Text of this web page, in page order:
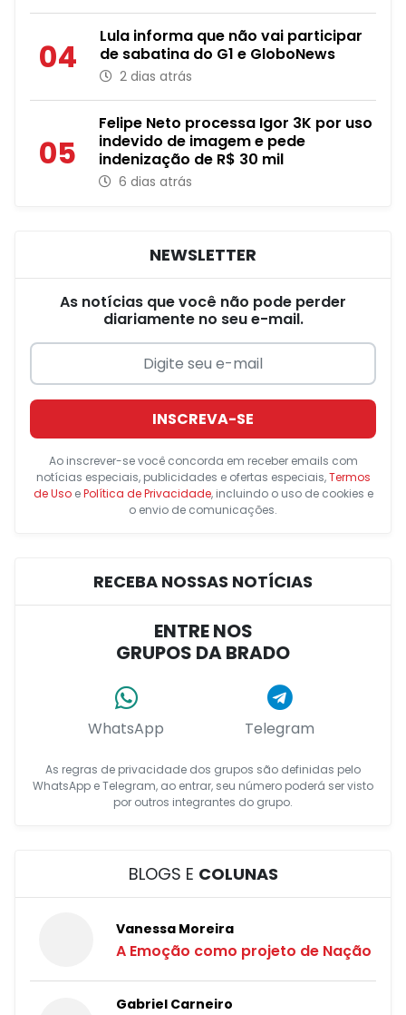
04
Lula informa que não vai participar
de sabatina do G1 e GloboNews
2 dias atrás
05
Felipe Neto processa Igor 3K por uso
indevido de imagem e pede
indenização de R$ 30 mil
6 dias atrás
NEWSLETTER
As notícias que você não pode perder
diariamente no seu e-mail.
INSCREVA-SE
Ao inscrever-se você concorda em receber emails com
notícias especiais, publicidades e ofertas especiais,Termos
de UsoePolítica de Privacidade, incluindo o uso de cookies e
o envio de comunicações.
RECEBA NOSSAS NOTÍCIAS
ENTRE NOS
GRUPOS DA BRADO
WhatsApp Telegram
As regras de privacidade dos grupos são definidas pelo
WhatsApp e Telegram, ao entrar, seu número poderá ser visto
por outros integrantes do grupo.
BLOGS E COLUNAS
Vanessa Moreira
A Emoção como projeto de Nação
Gabriel Carneiro